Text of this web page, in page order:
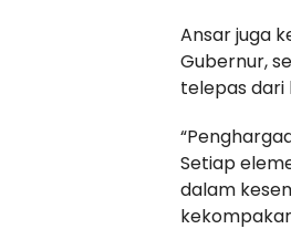
Ansar juga
Gubernur,
telepas dari
Setiap
dalam